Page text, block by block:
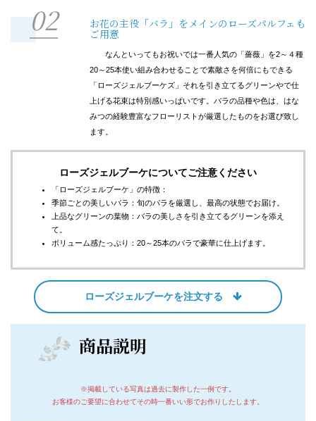
02 お花の主役「バラ」をメインのローズパルフェも
ご用意
なんといってもお祝いでは一番人気の「薔薇」を2～４種
20～25本使い組み合わせることで素敵さを何倍にもできる
「ローズジェルブーケズ」それを引き立てるグリーンやで仕
上げる花束は特別感いっぱいです。バラの品種や色は、はな
みつの経験豊富なフローリストが厳選したものをお選び致し
ます。
ローズジェルブーケについてご注意ください
「ローズジェルブーケ」の特徴：
季節ごとの美しいバラ：旬のバラを厳選し、最高の状態でお届け。
上品なグリーンの葉物：バラの美しさを引き立てるグリーンを添え
て。
ボリューム感たっぷり：20～25本のバラで豪華に仕上げます。
ローズジェルブーケを注文する
商品説明
※掲載している写真は過去に製作した一例です。
お客様のご要望に合わせてその時一番いい形でお作りしたします。